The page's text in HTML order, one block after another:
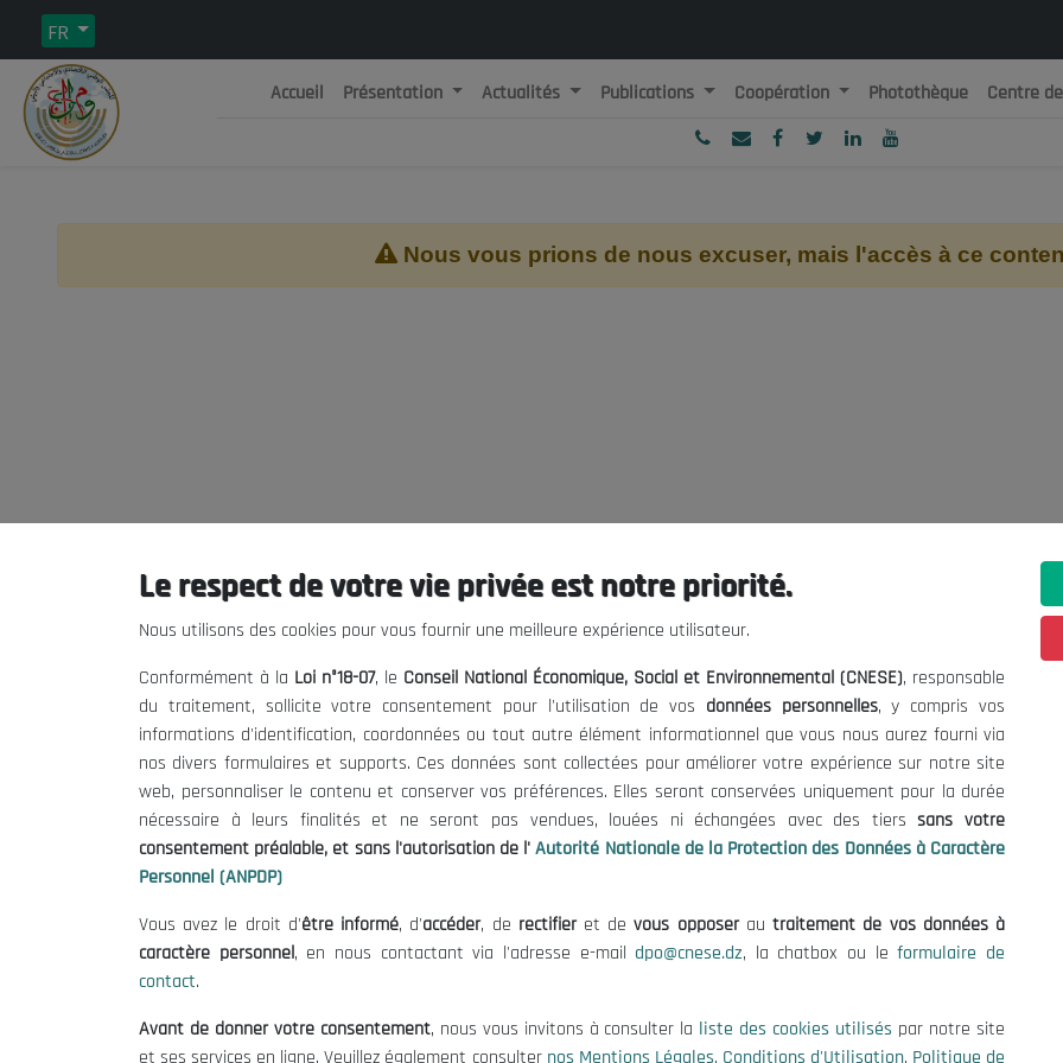
FR
République Algérienne Démocratique et Populaire
Accueil Présentation Actualités Publications Coopération Photothèque Centre
Nous vous prions de nous excuser, mais l'accès à ce
Le CNESE
Le président
Organisation
Publications
Informations utiles
Mentions Légales
Conditions d'Utilisation
Politique de Protection des Données
Politique des Cookies
contact@cnese.dz
Suggestions ou Initiatives ?
Newsletter
Inscrivez-vous, soyez le premier à
nos dernières nouvelles.
Suivez-Nous!
© 2026 Conseil National Économique, Social et Environnemental
Le respect de votre vie privée est notre priorité.
Nous utilisons des cookies pour vous fournir une meilleure expérience utilisateur.
Conformément à la Loi n°18-07, le Conseil National Économique, Social et Environnemental (CNESE), responsable
du traitement, sollicite votre consentement pour l'utilisation de vos données personnelles, y compris vos
informations d'identification, coordonnées ou tout autre élément informationnel que vous nous aurez fourni via
nos divers formulaires et supports. Ces données sont collectées pour améliorer votre expérience sur notre site
web, personnaliser le contenu et conserver vos préférences. Elles seront conservées uniquement pour la durée
nécessaire à leurs finalités et ne seront pas vendues, louées ni échangées avec des tierssans votre
consentement préalable, et sans l'autorisation de l' Autorité Nationale de la Protection des Données à Caractère
Personnel (ANPDP)
Vous avez le droit d'être informé, d'accéder, de rectifieret devous opposerautraitement de vos données à
caractère personnel, en nous contactant via l'adresse e-mail dpo@cnese.dz, la chatbox ou leformulaire de
contact.
Avant de donner votre consentement, nous vous invitons à consulter la liste des cookies utilisés par notre site
et ses services en ligne. Veuillez également consulter nos Mentions Légales, Conditions d'Utilisation, Politique de